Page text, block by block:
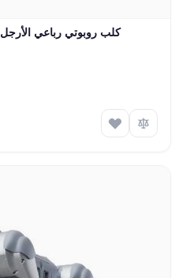
Unitree Go2 PRO كلب روبوتي رباعي الأرجل